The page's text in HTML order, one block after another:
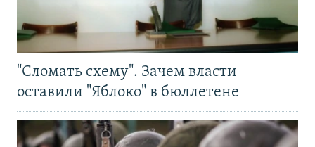
"Сломать схему". Зачем власти
оставили "Яблоко" в бюллетене